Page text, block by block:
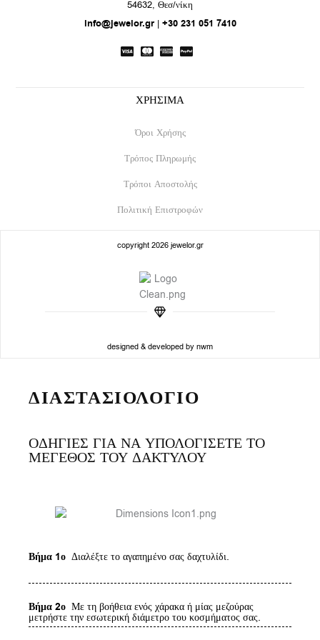
b
o
o
k
a
g
r
a
54632, Θεσ/νίκη
info@jewelor.gr| +30 231 051 7410
ΧΡΗΣΙΜΑ
Όροι Χρήσης
Τρόπος Πληρωμής
Τρόποι Αποστολής
Πολιτική Επιστροφών
copyright 2026 jewelor.gr
designed & developed by nwm
ΔΙΑΣΤΑΣΙΟΛΟΓΙΟ
ΟΔΗΓΙΕΣ ΓΙΑ ΝΑ ΥΠΟΛΟΓΙΣΕΤΕ ΤΟ
ΜΕΓΕΘΟΣ ΤΟΥ ΔΑΚΤΥΛΟΥ
Βήμα 1ο Διαλέξτε το αγαπημένο σας δαχτυλίδι.
Βήμα 2ο Με τη βοήθεια ενός χάρακα ή μίας μεζούρας
μετρήστε την εσωτερική διάμετρο του κοσμήματος σας.